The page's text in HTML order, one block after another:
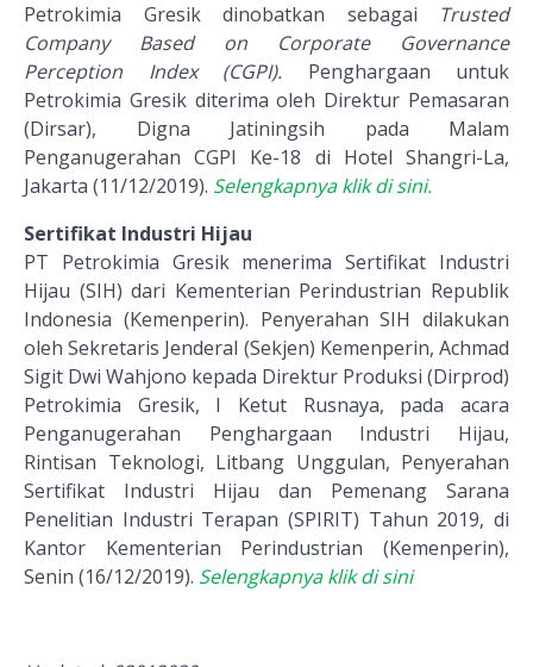
Petrokimia Gresik dinobatkan sebagai Trusted
Company Based on Corporate Governance
Perception Index (CGPI). Penghargaan untuk
Petrokimia Gresik diterima oleh Direktur Pemasaran
(Dirsar), Digna Jatiningsih pada Malam
Penganugerahan CGPI Ke-18 di Hotel Shangri-La,
Jakarta (11/12/2019). Selengkapnya klik di sini.
Sertifikat Industri Hijau
PT Petrokimia Gresik menerima Sertifikat Industri
Hijau (SIH) dari Kementerian Perindustrian Republik
Indonesia (Kemenperin). Penyerahan SIH dilakukan
oleh Sekretaris Jenderal (Sekjen) Kemenperin, Achmad
Sigit Dwi Wahjono kepada Direktur Produksi (Dirprod)
Petrokimia Gresik, I Ketut Rusnaya, pada acara
Penganugerahan Penghargaan Industri Hijau,
Rintisan Teknologi, Litbang Unggulan, Penyerahan
Sertifikat Industri Hijau dan Pemenang Sarana
Penelitian Industri Terapan (SPIRIT) Tahun 2019, di
Kantor Kementerian Perindustrian (Kemenperin),
Senin (16/12/2019). Selengkapnya klik di sini